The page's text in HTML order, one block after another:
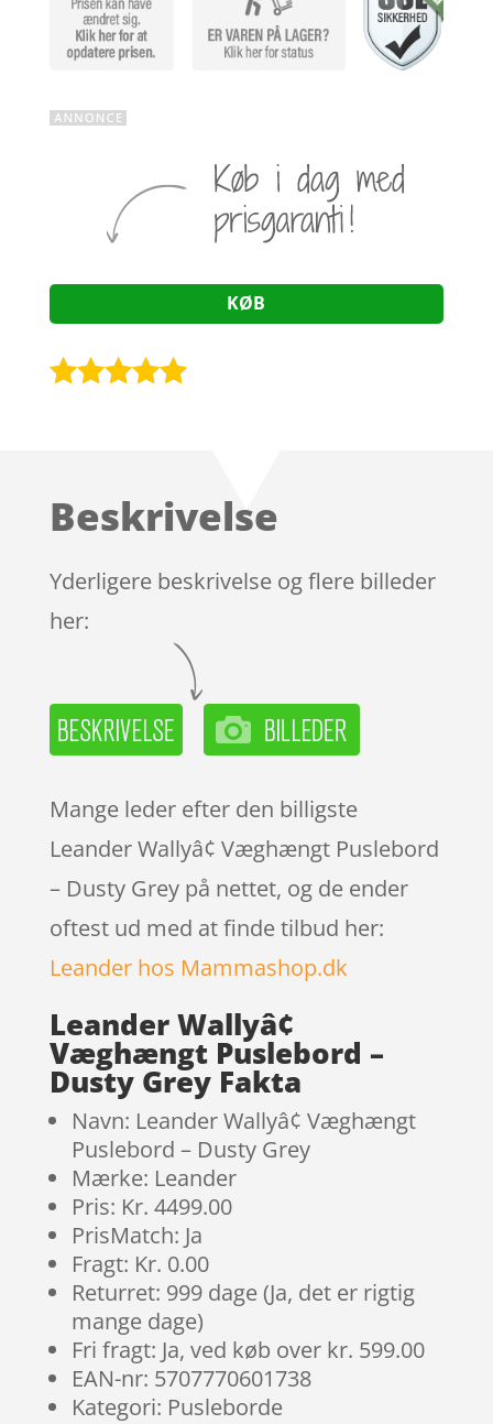
KØB
kundebedø
Beskrivelse
Yderligere beskrivelse og flere billeder
her:
Mange leder efter den billigste
Leander Wallyâ¢ Væghængt Puslebord
– Dusty Grey på nettet, og de ender
oftest ud med at finde tilbud her:
Leander hos Mammashop.dk
Leander Wallyâ¢
Væghængt Puslebord –
Dusty Grey Fakta
Navn: Leander Wallyâ¢ Væghængt
Puslebord – Dusty Grey
Mærke: Leander
Pris: Kr. 4499.00
PrisMatch: Ja
Fragt: Kr. 0.00
Returret: 999 dage (Ja, det er rigtig
mange dage)
Fri fragt: Ja, ved køb over kr. 599.00
EAN-nr: 5707770601738
Kategori: Pusleborde